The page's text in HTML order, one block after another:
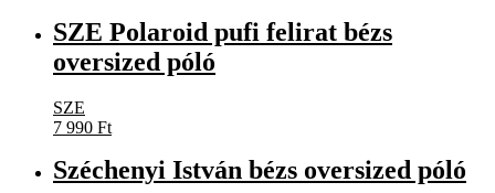
SZE Polaroid pufi felirat bézs
oversized póló
SZE
7 990 Ft
Széchenyi István bézs oversized póló